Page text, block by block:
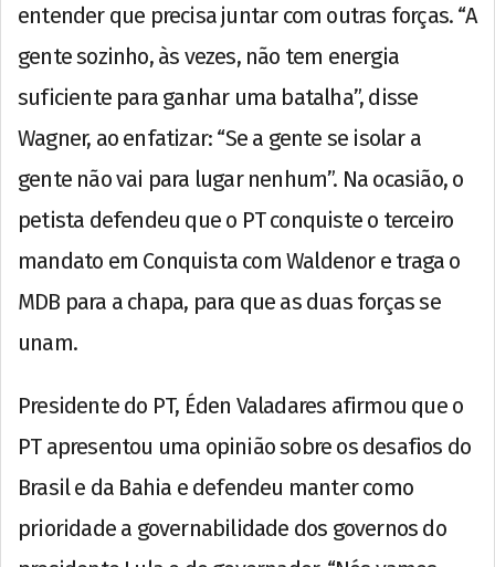
entender que precisa juntar com outras forças. “A
gente sozinho, às vezes, não tem energia
suficiente para ganhar uma batalha”, disse
Wagner, ao enfatizar: “Se a gente se isolar a
gente não vai para lugar nenhum”. Na ocasião, o
petista defendeu que o PT conquiste o terceiro
mandato em Conquista com Waldenor e traga o
MDB para a chapa, para que as duas forças se
unam.
Presidente do PT, Éden Valadares afirmou que o
PT apresentou uma opinião sobre os desafios do
Brasil e da Bahia e defendeu manter como
prioridade a governabilidade dos governos do